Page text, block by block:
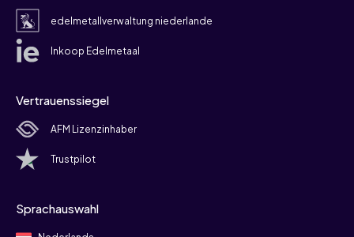
edelmetallverwaltung niederlande
Inkoop Edelmetaal
Vertrauenssiegel
AFM Lizenzinhaber
Trustpilot
Sprachauswahl